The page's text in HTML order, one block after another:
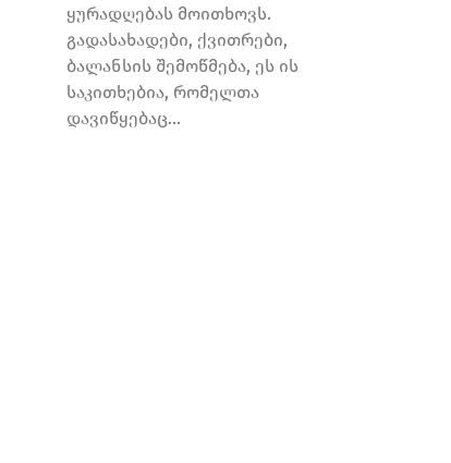
ყურადღებას მოითხოვს.
გადასახადები, ქვითრები,
ბალანსის შემოწმება, ეს ის
საკითხებია, რომელთა
დავიწყებაც...